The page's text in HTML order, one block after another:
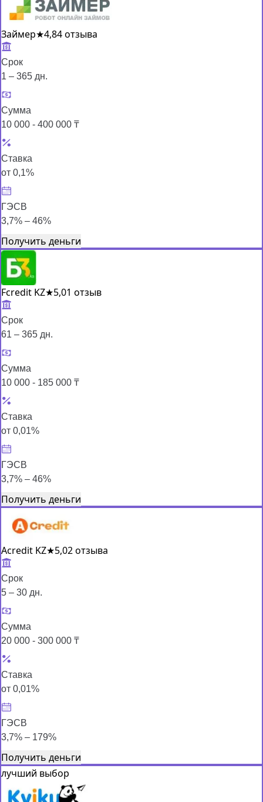
Займер★4,84 отзыва
Срок
1 – 365 дн.
Сумма
10 000 - 400 000 ₸
Ставка
от 0,1%
ГЭСВ
3,7% – 46%
Получить деньги
Fcredit KZ★5,01 отзыв
Срок
61 – 365 дн.
Сумма
10 000 - 185 000 ₸
Ставка
от 0,01%
ГЭСВ
3,7% – 46%
Получить деньги
Acredit KZ★5,02 отзыва
Срок
5 – 30 дн.
Сумма
20 000 - 300 000 ₸
Ставка
от 0,01%
ГЭСВ
3,7% – 179%
Получить деньги
лучший выбор